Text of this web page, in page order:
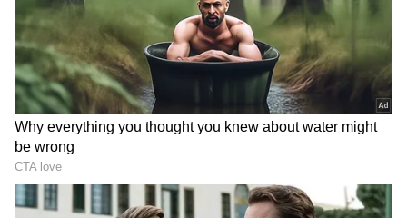
విమానం పై పిడుగు పడినప్పుడు విద్యుత్ ప్రవాహం బయట
ఉన్న ఉపరితలం మీదుగానే ప్రయాణించి పక్కకు
వెళ్ళిపోతుంది. దీన్ని ఫారడే కేజ్ అని అంటారు. విమానం
మొత్తం లోహంతో తయారై ఉంటుంది. విద్యుత్ లోపలికి
వెళ్ళకుండా బయట నుంచి అడ్డుకుంటుంది. ప్రయాణికులు,
లోపల ఉన్న సిబ్బంది సురక్షితంగానే ఉంటారు. అయితే
పిడుగు తాకినప్పుడు మాత్రం పెద్ద శబ్దం వచ్చే అవకాశం
ఉంటుంది. అలాగే విమానం ఒక్కసారిగా కుదుపుకు గురైనట్లు